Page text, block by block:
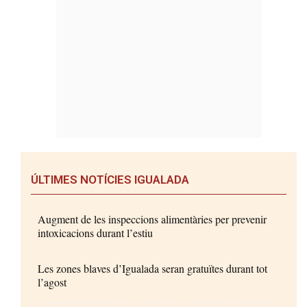
ÚLTIMES NOTÍCIES IGUALADA
Augment de les inspeccions alimentàries per prevenir
intoxicacions durant l’estiu
Les zones blaves d’Igualada seran gratuïtes durant tot
l’agost